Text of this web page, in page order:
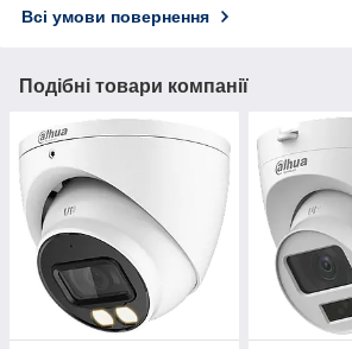
Всі умови повернення
Подібні товари компанії